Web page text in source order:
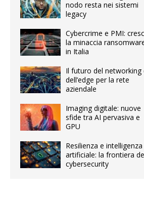
nodo resta nei sistemi
legacy
Cybercrime e PMI:
la minaccia
in Italia
Il futuro del networking
dell’edge per la rete
aziendale
Imaging digitale: nuove
sfide tra AI pervasiva e
GPU
Resilienza e intelligenza
artificiale: la frontiera
cybersecurity